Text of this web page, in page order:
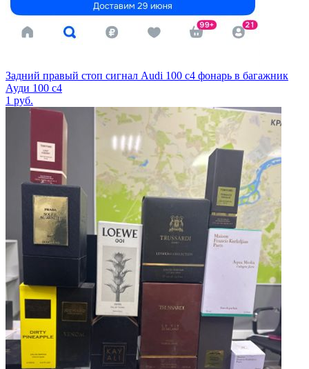
Задний правый стоп сигнал Audi 100 c4 фонарь в багажник
Ауди 100 с4
1 руб.